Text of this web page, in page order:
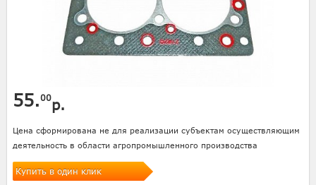
55.00р.
Цена сформирована не для реализации субъектам осуществляющим
деятельность в области агропромышленного производства
Купить в один клик